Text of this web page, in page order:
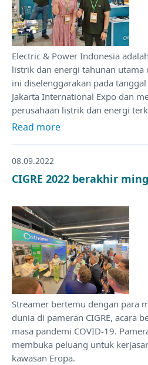
Electric & Power Indonesia
listrik dan energi tahunan utama
ini diselenggarakan pada
Jakarta International Expo dan
perusahaan listrik dan energi
Read more
08.09.2022
CIGRE 2022 berakhir
Streamer bertemu dengan para
dunia di pameran CIGRE, acara
masa pandemi COVID-19.
membuka peluang untuk
kawasan Eropa.